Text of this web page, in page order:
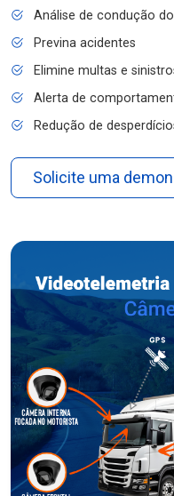
Análise de condução
Previna acidentes
Elimine multas e
Alerta de
Redução de
Solicite uma